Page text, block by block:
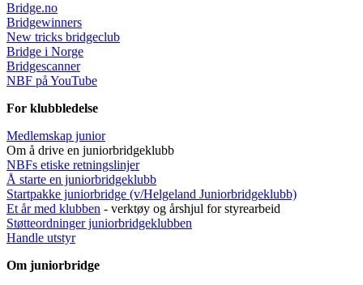
Bridge.no
Bridgewinners
New tricks bridgeclub
Bridge i Norge
Bridgescanner
NBF på YouTube
For klubbledelse
Medlemskap junior
Om å drive en juniorbridgeklubb
NBFs etiske retningslinjer
Å starte en juniorbridgeklubb
Startpakke juniorbridge (v/Helgeland Juniorbridgeklubb)
Et år med klubben - verktøy og årshjul for styrearbeid
Støtteordninger juniorbridgeklubben
Handle utstyr
Om juniorbridge